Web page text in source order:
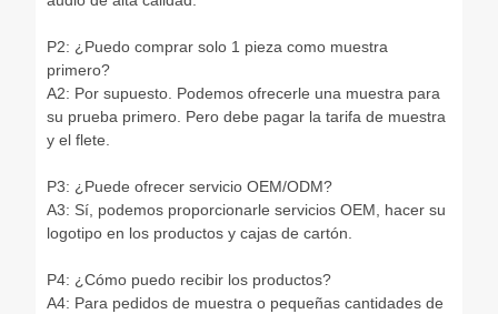
P2: ¿Puedo comprar solo 1 pieza como muestra
primero?
A2: Por supuesto. Podemos ofrecerle una muestra para
su prueba primero. Pero debe pagar la tarifa de muestra
y el flete.
P3: ¿Puede ofrecer servicio OEM/ODM?
A3: Sí, podemos proporcionarle servicios OEM, hacer su
logotipo en los productos y cajas de cartón.
P4: ¿Cómo puedo recibir los productos?
A4: Para pedidos de muestra o pequeñas cantidades de